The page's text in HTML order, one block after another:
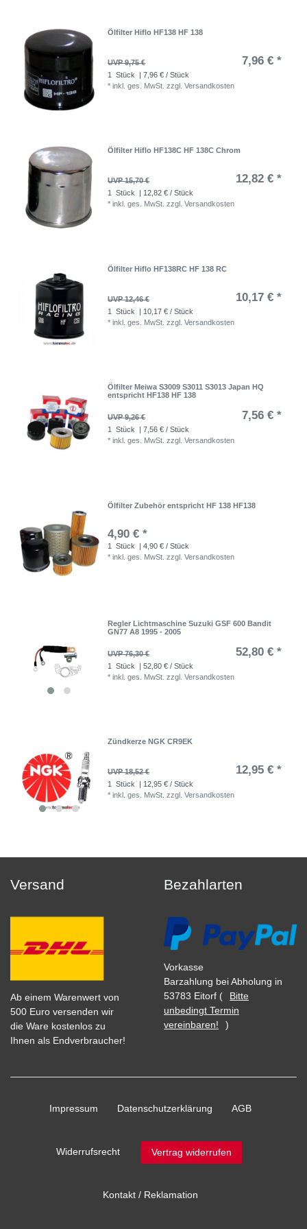
Ölfilter Hiflo HF138 HF 138
UVP 9,75 € 7,96 € *
1 Stück
| 7,96 € / Stück
*inkl. ges. MwSt. zzgl.Versandkosten
Ölfilter Hiflo HF138C HF 138C Chrom
UVP 15,70 € 12,82 € *
1 Stück
| 12,82 € / Stück
*inkl. ges. MwSt. zzgl.Versandkosten
Ölfilter Hiflo HF138RC HF 138 RC
UVP 12,46 € 10,17 € *
1 Stück
| 10,17 € / Stück
*inkl. ges. MwSt. zzgl.Versandkosten
Ölfilter Meiwa S3009 S3011 S3013 Japan HQ
entspricht HF138 HF 138
UVP 9,26 € 7,56 € *
1 Stück
| 7,56 € / Stück
*inkl. ges. MwSt. zzgl.Versandkosten
Ölfilter Zubehör entspricht HF 138 HF138
4,90 € *
1 Stück
| 4,90 € / Stück
*inkl. ges. MwSt. zzgl.Versandkosten
Regler Lichtmaschine Suzuki GSF 600 Bandit
GN77 A8 1995 - 2005
UVP 76,30 € 52,80 € *
1 Stück
| 52,80 € / Stück
*inkl. ges. MwSt. zzgl.Versandkosten
Zündkerze NGK CR9EK
UVP 18,52 € 12,95 € *
1 Stück
| 12,95 € / Stück
*inkl. ges. MwSt. zzgl.Versandkosten
Versand
Ab einem Warenwert von
500 Euro versenden wir
die Ware kostenlos zu
Ihnen als Endverbraucher!
Bezahlarten
Vorkasse
Barzahlung bei Abholung in
53783 Eitorf (
Bitte
unbedingt Termin
vereinbaren!
)
Impressum Daten­schutz­erklärung AGB
Widerrufs­recht Vertrag widerrufen
Kontakt / Reklamation